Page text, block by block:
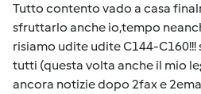
Tutto contento vado a casa
sfruttarlo anche io,tempo
risiamo udite udite C144-C160!!!
tutti (questa volta anche il mio
ancora notizie dopo 2fax e